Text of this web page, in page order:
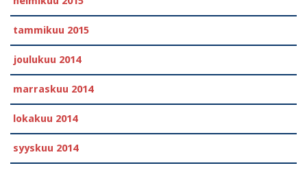
tammikuu 2015
joulukuu 2014
marraskuu 2014
lokakuu 2014
syyskuu 2014